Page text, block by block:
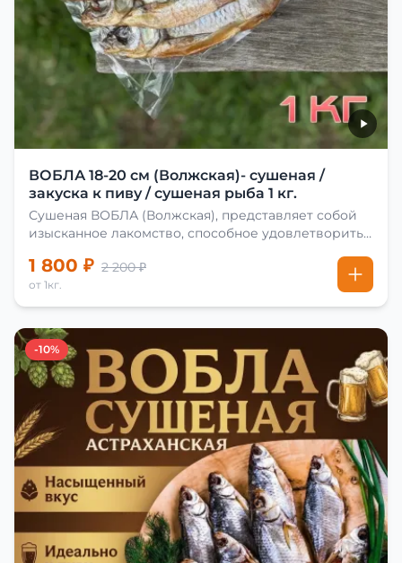
ВОБЛА 18-20 см (Волжская)- сушеная /
закуска к пиву / сушеная рыба 1 кг.
Сушеная ВОБЛА (Волжская), представляет собой
изысканное лакомство, способное удовлетворить
сделать вяленую воблу, её сначала хорошо солят.
Для этого используют старые рецепты и
современные способы. Благодаря этому рыба
приготовлении вяленой воблы делают с учётом
времени года. Это помогает сохранить рыбу
свежей и качественной. Потом рыбу упаковывают
в специальный пакет, чтобы она не портилась и не
теряла влагу. Вяленая вобла — это не просто
вкусная еда, но и пример того, как можно сочетать
старые рецепты и современные технологии. Её
можно есть с напитками, и это будет очень вкусно.
1 800 ₽ 2 200 ₽
от 1кг.
-10%